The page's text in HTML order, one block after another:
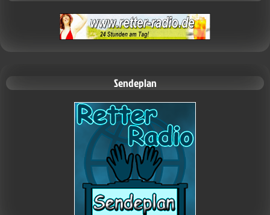
Sendeplan